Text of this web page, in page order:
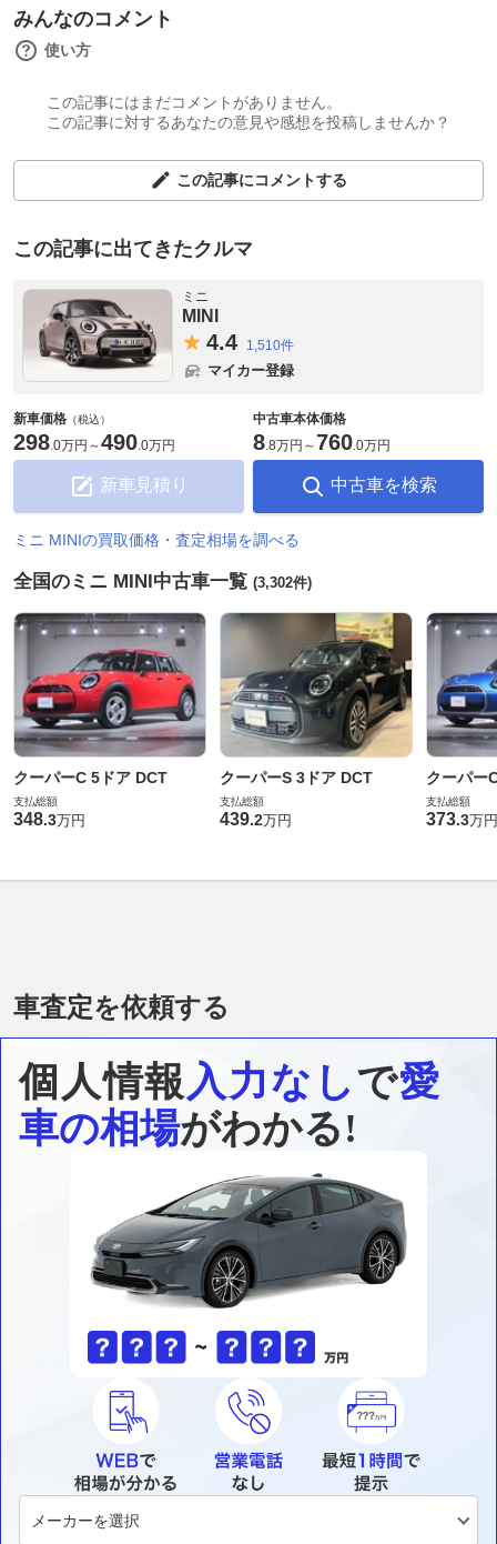
みんなのコメント
使い方
この記事にはまだコメントがありません。
この記事に対するあなたの意見や感想を投稿しませんか？
この記事にコメントする
この記事に出てきたクルマ
ミニ
MINI
4.4 1,510件
マイカー登録
新車価格 （税込）
298.0万円 ～490.0万円
新車見積り
中古車本体価格
8.8万円 ～760.0万円
中古車を検索
ミニ MINIの買取価格・査定相場を調べる
全国のミニ MINI中古車一覧 (3,302件)
クーパーC 5ドア DCT
支払総額
348.3万円
クーパーS 3ドア DCT
支払総額
439.2万円
クーパー
支払総額
373.3万円
車査定を依頼する
個人情報 入力なしで愛
車の相場がわかる!